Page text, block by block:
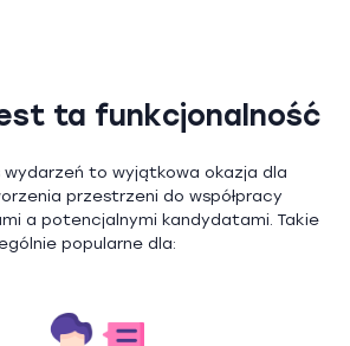
ta funkcjonalność
wydarzeń to wyjątkowa okazja dla
przestrzeni do współpracy
a potencjalnymi kandydatami. Takie
popularne dla: